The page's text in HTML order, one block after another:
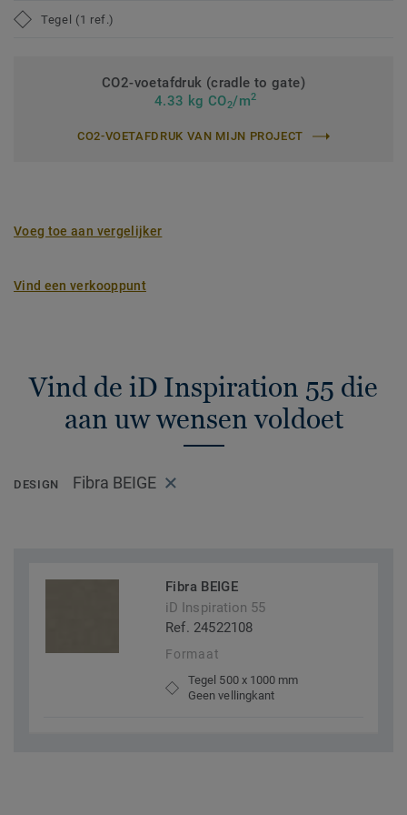
Tegel (1 ref.)
CO2-voetafdruk (cradle to gate)
4.33 kg CO2/m2
CO2-VOETAFDRUK VAN MIJN PROJECT
Voeg toe aan vergelijker
Vind een verkooppunt
Vind de iD Inspiration 55 die
aan uw wensen voldoet
DESIGN Fibra BEIGE
Fibra BEIGE
iD Inspiration 55
Ref. 24522108
Formaat
Tegel 500 x 1000 mm
Geen vellingkant